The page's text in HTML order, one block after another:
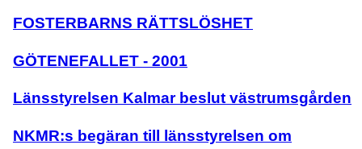
FOSTERBARNS RÄTTSLÖSHET
GÖTENEFALLET - 2001
Länsstyrelsen Kalmar beslut västrumsgården
NKMR:s begäran till länsstyrelsen om